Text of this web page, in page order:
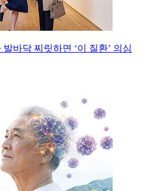
바닥 찌릿하면 ‘이 질환’ 의심